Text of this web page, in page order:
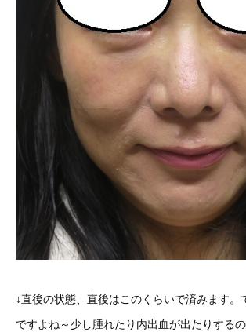
↓直後の状態、直後はこのくらいで済みます。
ですよね～少し腫れたり内出血が出たりするの